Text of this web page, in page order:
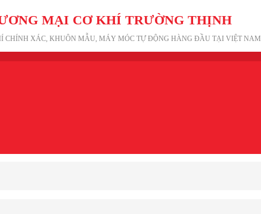
MẠI CƠ KHÍ TRƯỜNG THỊNH
CHÍNH XÁC, KHUÔN MẪU, MÁY MÓC TỰ ĐỘNG HÀNG ĐẦU TẠI VIỆT NAM